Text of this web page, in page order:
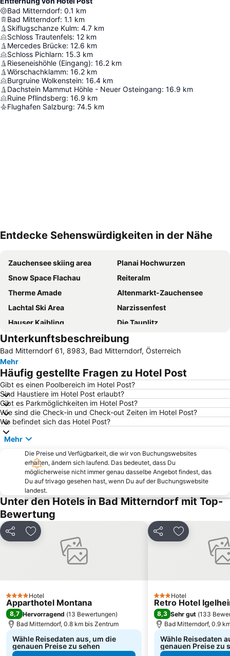
Bad Mitterndorf: 0.1 km
Bad Mitterndorf: 1.1 km
Skiflugschanze Kulm: 4.7 km
Schloss Trautenfels: 12 km
Mercedes Brücke: 12.6 km
Schloss Pichlarn: 15.3 km
Rieseneishöhle (Eingang): 16.2 km
Wörschachklamm: 16.2 km
Burgruine Wolkenstein: 16.4 km
Dachstein Mammut Höhle - Neuer Osteingang: 16.9 km
Ruine Pflindsberg: 16.9 km
Flughafen Salzburg: 74.5 km
Entdecke Sehenswürdigkeiten in der Nähe
Zauchensee skiing area
Planai Hochwurzen
Snow Space Flachau
Reiteralm
Therme Amade
Altenmarkt-Zauchensee
Lachtal Ski Area
Narzissenfest
Hauser Kaibling
Die Tauplitz
Hinterstoder Ski Area
Toscana Congress
Skigebiet Sportwelt Amadé
Radstadt-Altenmarkt
Nachtslalom
Hallstätter See
Filzmoos
Schafbergbahn
Ramsau am Dachstein
Bad Ischl
Fanningberg
Lürzer Alm
Skiflugschanze Kulm
Gleinkersee
Wurzeralm arena
Attersee-Schifffahrt
Stoderzinken
Congress Wolfgangsee
Postalm Arena
Zwölferhorn
Kiteschule Obertauern
Schiederweiher
Wolfgangseeschifffahrt
Salzwelten Hallstatt
Salzkammergut Cultural Landscape
Wildpark Kleefeld mit Streichelzoo
Dachstein Glacier
Sommerrodelbahn Abtenau
Rodelbahn Lucky Flitzer
Unterkunftsbeschreibung
Bad Mitterndorf 61, 8983, Bad Mitterndorf, Österreich
Mehr
Häufig gestellte Fragen zu Hotel Post
Gibt es einen Poolbereich im Hotel Post?
Sind Haustiere im Hotel Post erlaubt?
Gibt es Parkmöglichkeiten im Hotel Post?
Wie sind die Check-in und Check-out Zeiten im Hotel Post?
Wo befindet sich das Hotel Post?
Mehr
Die Preise und Verfügbarkeit, die wir von Buchungswebsites
erhalten, ändern sich laufend. Das bedeutet, dass Du
möglicherweise nicht immer genau dasselbe Angebot findest, das
Du auf trivago gesehen hast, wenn Du auf der Buchungswebsite
landest.
Unter den Hotels in Bad Mitterndorf mit Top-
Bewertung
Teilen Zu Favoriten hinzufügen
4 SterneHotel
Apparthotel Montana
8,7 Hervorragend (13 Bewertungen)
Bad Mitterndorf, 0.8 km bis Zentrum
Wähle Reisedaten aus, um die
genauen Preise zu sehen
Teilen Zu Favoriten
3 Sterne
Hotel
Retro Hotel
8,3 Sehr gut (133
Bad Mitterndorf, 0.9
Wähle Reisedaten
genauen Preise zu